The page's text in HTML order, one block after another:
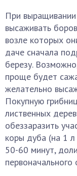
При
высаживать
возле которых
даче сначала
березу.
проще будет
желательно
Покупную
лиственных
обеззаразить
коры дуба (на 1
50-60 минут,
первоначального